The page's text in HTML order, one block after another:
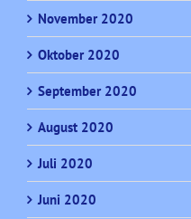
November 2020
Oktober 2020
September 2020
August 2020
Juli 2020
Juni 2020